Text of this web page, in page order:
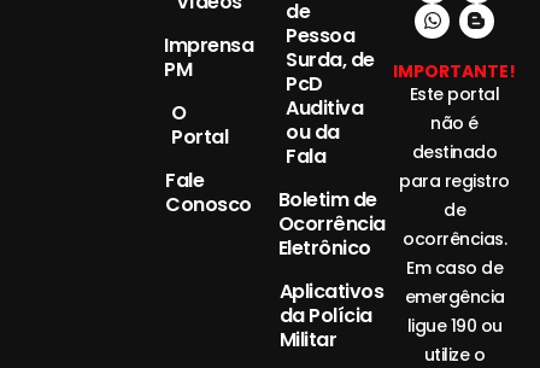
Imprensa
PM
O
Portal
Fale
Conosco
de
Pessoa
Surda, de
PcD
Auditiva
ou da
Fala
Boletim de
Ocorrência
Eletrônico
Aplicativos
da Polícia
Militar
IMPORTANTE!
Este portal
não é
destinado
para registro
de
ocorrências.
Em caso de
emergência
ligue 190 ou
utilize o